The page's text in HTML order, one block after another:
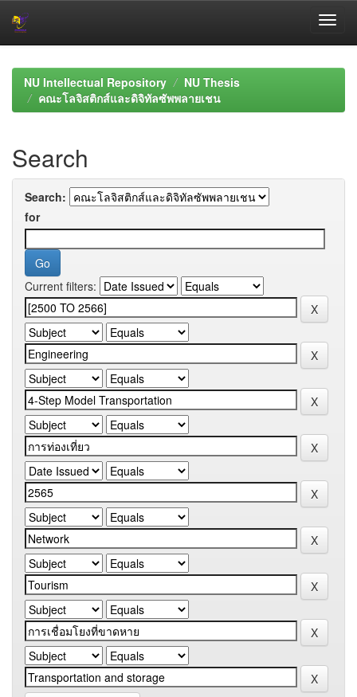
navigationNU Intellectual Repository
NU Thesis
คณะโลจิสติกส์และดิจิทัลซัพพลายเชน
Search
Search:
for
Current filters: